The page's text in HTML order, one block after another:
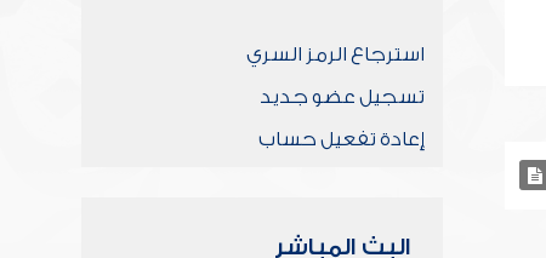
استرجاع الرمز السري
تسجيل عضو جديد
إعادة تفعيل حساب
البث المباشر